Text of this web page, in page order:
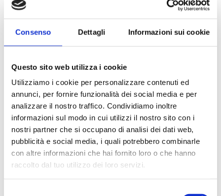
Consenso Dettagli Informazioni sui cookie
Questo sito web utilizza i cookie
Utilizziamo i cookie per personalizzare contenuti ed
annunci, per fornire funzionalità dei social media e per
analizzare il nostro traffico. Condividiamo inoltre
informazioni sul modo in cui utilizzi il nostro sito con i
nostri partner che si occupano di analisi dei dati web,
pubblicità e social media, i quali potrebbero combinarle
con altre informazioni che hai fornito loro o che hanno
raccolto dal tuo utilizzo dei loro servizi.